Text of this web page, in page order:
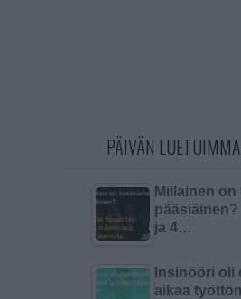
PÄIVÄN
Millainen
pääsiäinen?
ja 4…
Insinööri oli
aikaa